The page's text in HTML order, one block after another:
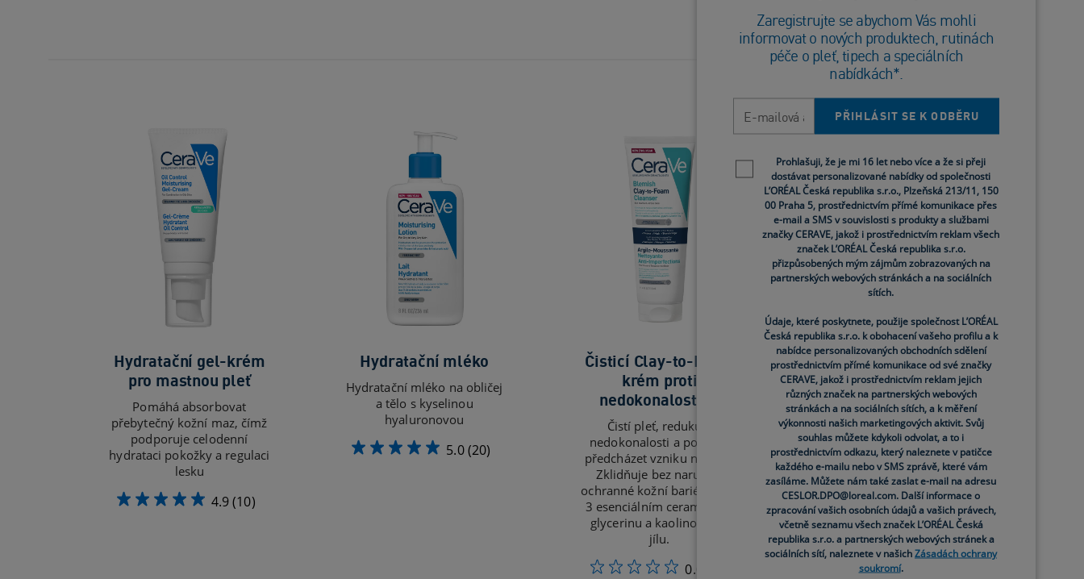
Hydratační gel-krém
pro mastnou pleť
Pomáhá absorbovat
přebytečný kožní maz, čímž
podporuje celodenní
hydrataci pokožky a regulaci
lesku
4.9(10)
Hydratační mléko
Hydratační mléko na obličej
a tělo s kyselinou
hyaluronovou
5.0(20)
Čisticí Clay-to-Foam
krém proti
nedokonalostem
Čistí pleť, redukuje
nedokonalosti a pomáhá
předcházet vzniku nových.
Zklidňuje bez narušení
ochranné kožní bariéry díky
3 esenciálním ceramidům,
glycerinu a kaolinovému
jílu.
0.0
Zjemňující čisticí gel
Vyvinutý pro účinnou
exfoliaci, zjemnění a
vyhlazení suché, drsné
pokožky s nerovnoměrným
povrchem bez narušení
kožní bariéry
4.5(16)
Zaregistrujte se abychom Vás mohli
informovat o nových produktech, rutinách
péče o pleť, tipech a speciálních
nabídkách*.
PŘIHLÁSIT SE K ODBĚRU
Newsletter policy
Prohlašuji, že je mi 16 let nebo více a že si přeji
dostávat personalizované nabídky od společnosti
L’ORÉAL Česká republika s.r.o., Plzeňská 213/11, 150
00 Praha 5, prostřednictvím přímé komunikace přes
e-mail a SMS v souvislosti s produkty a službami
značky CERAVE, jakož i prostřednictvím reklam všech
značek L’ORÉAL Česká republika s.r.o.
přizpůsobených mým zájmům zobrazovaných na
partnerských webových stránkách a na sociálních
sítích.
Údaje, které poskytnete, použije společnost L’ORÉAL
Česká republika s.r.o. k obohacení vašeho profilu a k
nabídce personalizovaných obchodních sdělení
prostřednictvím přímé komunikace od své značky
CERAVE, jakož i prostřednictvím reklam jejich
různých značek na partnerských webových
stránkách a na sociálních sítích, a k měření
výkonnosti našich marketingových aktivit. Svůj
souhlas můžete kdykoli odvolat, a to i
prostřednictvím odkazu, který naleznete v patičce
každého e-mailu nebo v SMS zprávě, které vám
zasíláme. Můžete nám také zaslat e-mail na adresu
CESLOR.DPO@loreal.com. Další informace o
zpracování vašich osobních údajů a vašich právech,
včetně seznamu všech značek L’ORÉAL Česká
republika s.r.o. a partnerských webových stránek a
sociálních sítí, naleznete v našichZásadách ochrany
soukromí.